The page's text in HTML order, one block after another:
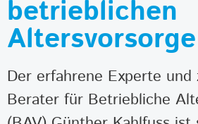
betrieblichen
Altersvorsorge
Der erfahrene Experte
Berater für Betriebliche